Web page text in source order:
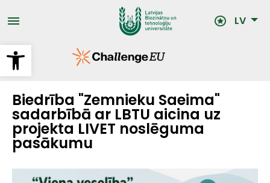
Open toolbar
uz
galveno LV
Biedrība "Zemnieku Saeima"
sadarbībā ar LBTU aicina uz
projekta LIVET noslēguma
pasākumu